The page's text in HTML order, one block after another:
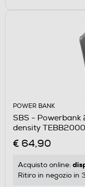
POWER BANK
SBS -
density
€ 64,90
Acquisto online:
Ritiro in negozio in